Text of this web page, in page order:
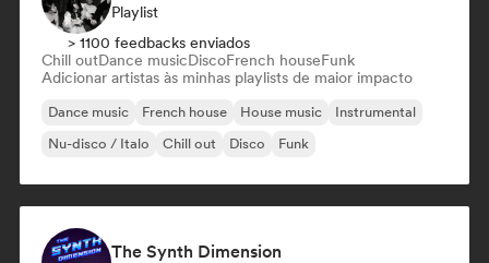
Playlist
> 1100 feedbacks enviados
Chill outDance musicDiscoFrench houseFunk
Adicionar artistas às minhas playlists de maior impacto
Dance music French house House music
Instrumental
Nu-disco / Italo
Chill out Disco Funk
The Synth Dimension